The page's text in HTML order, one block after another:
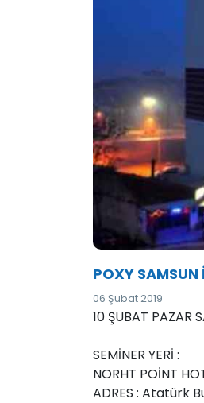
POXY SAMSUN
06 Şubat 2019
10 ŞUBAT PAZAR
SEMİNER YERİ :
NORHT POİNT
ADRES : Atatürk